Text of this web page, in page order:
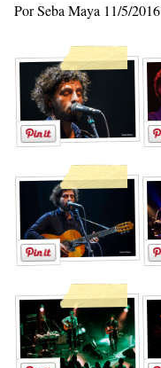
Por Seba Maya 11/5/2016